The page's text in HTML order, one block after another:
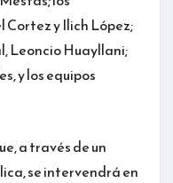
Cortez y Ilich López;
Leoncio Huayllani;
y los equipos
a través de un
se intervendrá en